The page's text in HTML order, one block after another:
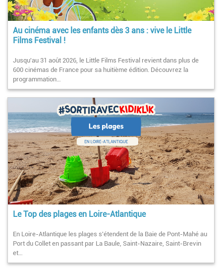
Au cinéma avec les enfants dès 3 ans : vive le Little
Films Festival !
Jusqu'au 31 août 2026, le Little Films Festival revient dans plus de
600 cinémas de France pour sa huitième édition. Découvrez la
programmation…
Le Top des plages en Loire-Atlantique
En Loire-Atlantique les plages s'étendent de la Baie de Pont-Mahé au
Port du Collet en passant par La Baule, Saint-Nazaire, Saint-Brevin
et…